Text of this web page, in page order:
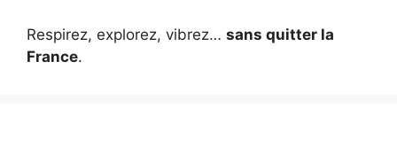
Respirez, explorez, vibrez… sans quitter la
France.